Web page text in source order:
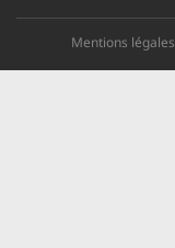
Mentions légales